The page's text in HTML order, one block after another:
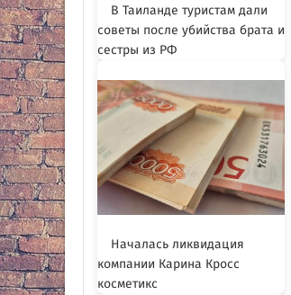
В Таиланде туристам дали
советы после убийства брата и
сестры из РФ
Началась ликвидация
компании Карина Кросс
косметикс